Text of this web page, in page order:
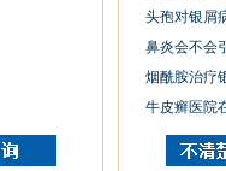
头孢对银屑
鼻炎会不会
烟酰胺治疗
牛皮癣医院